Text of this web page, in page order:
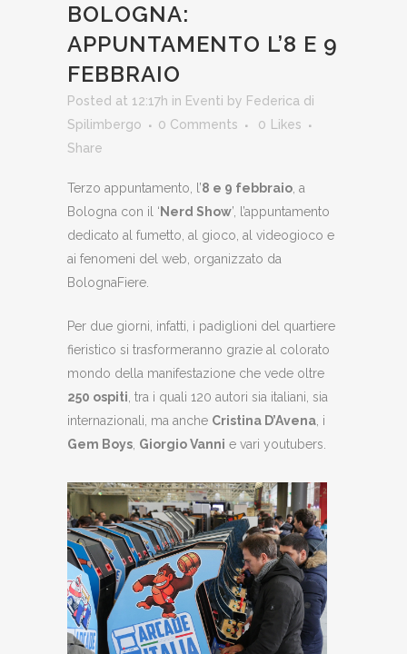
BOLOGNA:
APPUNTAMENTO L’8 E 9
FEBBRAIO
Posted at 12:17h in Eventi by Federica di
Spilimbergo
0 Comments 0
Likes
Share
Terzo appuntamento, l’8 e 9 febbraio , a
Bologna con il ‘ Nerd Show’, l’appuntamento
dedicato al fumetto, al gioco, al videogioco e
ai fenomeni del web, organizzato da
BolognaFiere.
Per due giorni, infatti, i padiglioni del quartiere
fieristico si trasformeranno grazie al colorato
mondo della manifestazione che vede oltre
250 ospiti , tra i quali 120 autori sia italiani, sia
internazionali, ma anche Cristina D’Avena , i
Gem Boys Giorgio Vanni e vari youtubers.